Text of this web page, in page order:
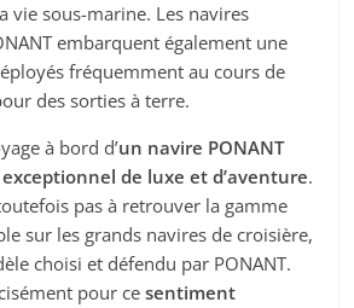
vie sous-marine. Les navires
embarquent également une
fréquemment au cours de
des sorties à terre.
à bord d’un navire PONANT
de luxe et d’aventure.
pas à retrouver la gamme
sur les grands navires de croisière,
choisi et défendu par PONANT.
pour cesentiment